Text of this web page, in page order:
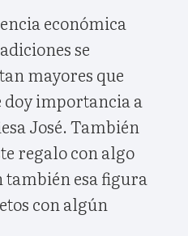
económica
se
mayores que
doy importancia a
José. También
regalo con algo
también esa figura
con algún